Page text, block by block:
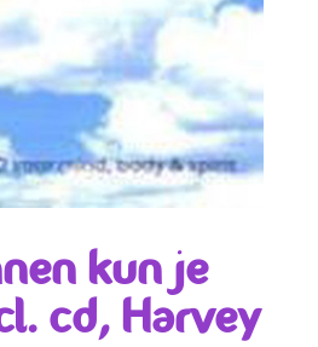
kun je
cd, Harvey